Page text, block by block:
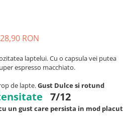
28,90 RON
laptelui. Cu o capsula vei putea
espresso macchiato.
de lapte.Gust Dulce si rotund
7/12
un gust care persista in mod placut